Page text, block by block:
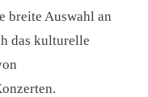
breite Auswahl an
das kulturelle